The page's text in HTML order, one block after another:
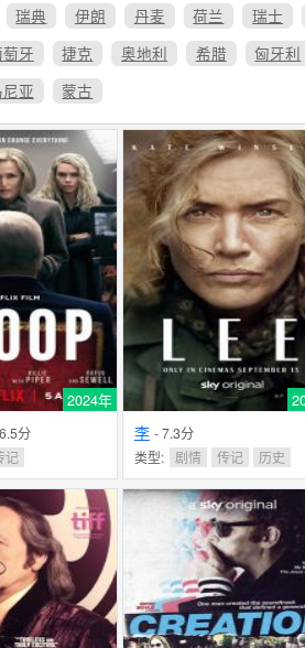
瑞典 伊朗 丹麦 荷兰 瑞士
牙 捷克 奥地利 希腊 匈牙利
亚 蒙古
2024年
分
记
李 - 7.3分
类型: 剧情 传记 历史